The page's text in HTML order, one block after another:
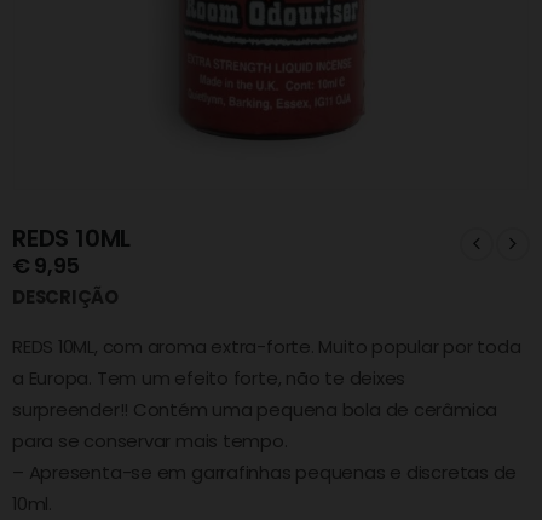
REDS 10ML
€ 9,95
DESCRIÇÃO
REDS 10ML, com aroma extra-forte. Muito popular por toda
a Europa. Tem um efeito forte, não te deixes
surpreender!! Contém uma pequena bola de cerâmica
para se conservar mais tempo.
– Apresenta-se em garrafinhas pequenas e discretas de
10ml.